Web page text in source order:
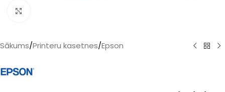
Sākums/Printeru kasetnes/Epson